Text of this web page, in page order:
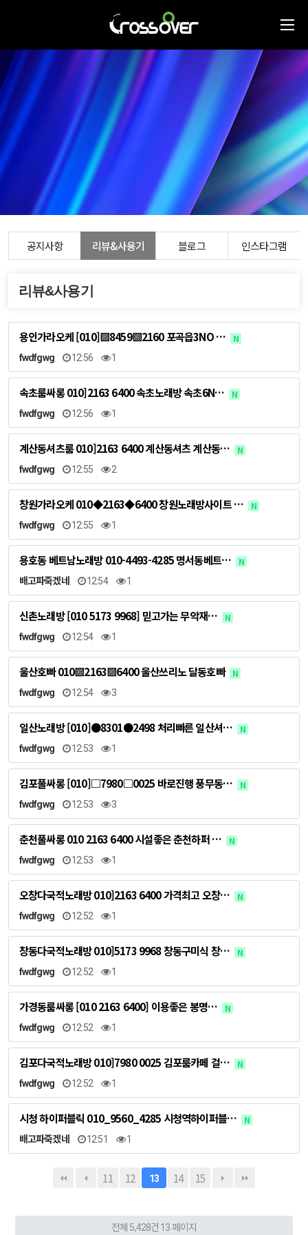
공지사항 리뷰&사용기 블로그 인스타그램
리뷰&사용기
용인가라오케 [010]▩8459▩2160 포곡읍3NO … N
fwdfgwg 12:56 1
속초룸싸롱 010]2163 6400 속초노래방 속초6N… N
fwdfgwg 12:56 1
계산동셔츠룸 010]2163 6400 계산동셔츠 계산동… N
fwdfgwg 12:55 2
창원가라오케 010◆2163◆6400 창원노래방사이트 … N
fwdfgwg 12:55 1
용호동 베트남노래방 010-4493-4285 명서동베트… N
배고파죽겠네 12:54 1
신촌노래방 [010 5173 9968] 믿고가는 무악재… N
fwdfgwg 12:54 1
울산호빠 010▩2163▩6400 울산쓰리노 달동호빠 N
fwdfgwg 12:54 3
일산노래방 [010]●8301●2498 처리빠른 일산셔… N
fwdfgwg 12:53 1
김포풀싸롱 [010]□7980□0025 바로진행 풍무동… N
fwdfgwg 12:53 3
춘천풀싸롱 010 2163 6400 시설좋은 춘천하퍼 … N
fwdfgwg 12:53 1
오창다국적노래방 010]2163 6400 가격최고 오창… N
fwdfgwg 12:52 1
창동다국적노래방 010]5173 9968 창동구미식 창… N
fwdfgwg 12:52 1
가경동룸싸롱 [010 2163 6400] 이용좋은 봉명… N
fwdfgwg 12:52 1
김포다국적노래방 010]7980 0025 김포룸카페 걸… N
fwdfgwg 12:52 1
시청 하이퍼블릭 010_9560_4285 시청역하이퍼블… N
배고파죽겠네 12:51 1
11 12 13 14 15
전체 5,428건 13 페이지